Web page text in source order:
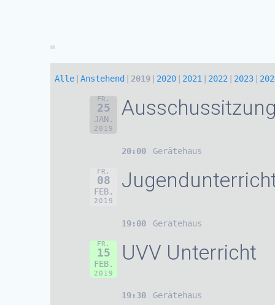
Alle Anstehend 2019 2020 2021 2022 2023
FR.
25
JAN.
2019
Ausschussitzung
20:00 Gerätehaus
FR.
08
FEB.
2019
19:00 Gerätehaus
FR.
15
FEB.
2019
UVV Unterricht
19:30 Gerätehaus